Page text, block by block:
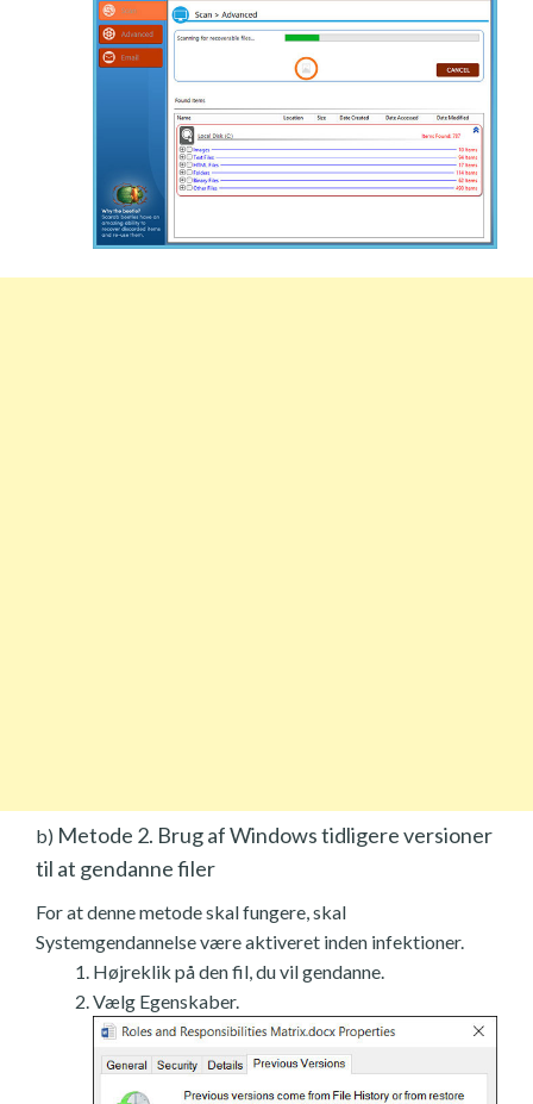
b) Metode 2. Brug af Windows tidligere versioner
til at gendanne filer
For at denne metode skal fungere, skal
Systemgendannelse være aktiveret inden infektioner.
Højreklik på den fil, du vil gendanne.
Vælg Egenskaber.